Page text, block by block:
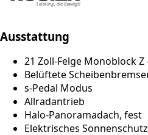
Ausstattung
21 Zoll-Felge Monoblock Z
Belüftete
s-Pedal Modus
Allradantrieb
Halo-Panoramadach, fest
Elektrisches